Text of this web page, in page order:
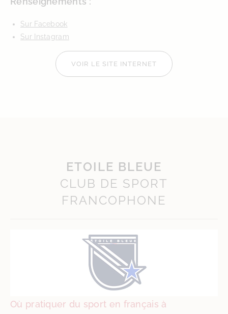
Sur Facebook
Sur Instagram
VOIR LE SITE INTERNET
ETOILE BLEUE
CLUB DE SPORT
FRANCOPHONE
Où pratiquer du sport en français à